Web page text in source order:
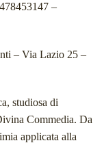
–
– Via Lazio 25 –
studiosa di
Commedia. Da
applicata alla